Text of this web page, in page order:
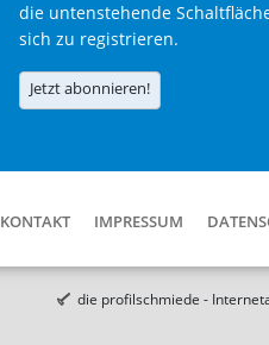
die untenstehende
sich zu registrieren.
Jetzt abonnieren!
KONTAKT IMPRESSUM
die profilschmiede -